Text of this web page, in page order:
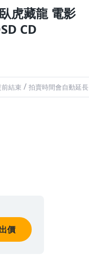
虎藏龍 電影
CD
結束 / 拍賣時間會自動延長
價